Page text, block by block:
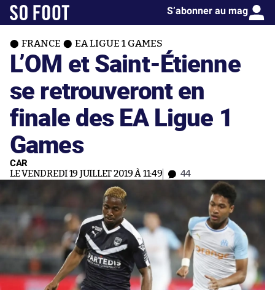
S’abonner au mag
FRANCE EA LIGUE 1 GAMES
L’OM et Saint-Étienne
se retrouveront en
finale des EA Ligue 1
Games
CAR
LE VENDREDI 19 JUILLET 2019 À 11:49 44